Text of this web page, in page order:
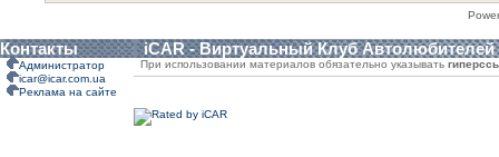
Контакты iCAR - Виртуальный Клуб Автолюбителей
Администратор
icar@icar.com.ua
Реклама на сайте
При использовании материалов обязательно указывать